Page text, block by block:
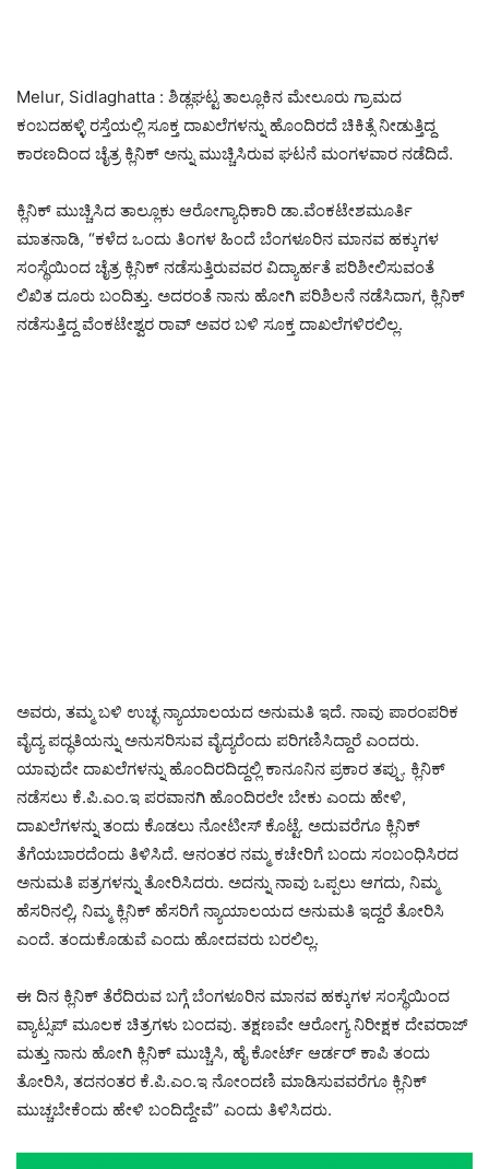
Melur, Sidlaghatta : ಶಿಡ್ಲಘಟ್ಟ ತಾಲ್ಲೂಕಿನ ಮೇಲೂರು ಗ್ರಾಮದ
ಕಂಬದಹಳ್ಳಿ ರಸ್ತೆಯಲ್ಲಿ ಸೂಕ್ತ ದಾಖಲೆಗಳನ್ನು ಹೊಂದಿರದೆ ಚಿಕಿತ್ಸೆ ನೀಡುತ್ತಿದ್ದ
ಕಾರಣದಿಂದ ಚೈತ್ರ ಕ್ಲಿನಿಕ್ ಅನ್ನು ಮುಚ್ಚಿಸಿರುವ ಘಟನೆ ಮಂಗಳವಾರ ನಡೆದಿದೆ.
ಕ್ಲಿನಿಕ್ ಮುಚ್ಚಿಸಿದ ತಾಲ್ಲೂಕು ಆರೋಗ್ಯಾಧಿಕಾರಿ ಡಾ.ವೆಂಕಟೇಶಮೂರ್ತಿ
ಮಾತನಾಡಿ, “ಕಳೆದ ಒಂದು ತಿಂಗಳ ಹಿಂದೆ ಬೆಂಗಳೂರಿನ ಮಾನವ ಹಕ್ಕುಗಳ
ಸಂಸ್ಥೆಯಿಂದ ಚೈತ್ರ ಕ್ಲಿನಿಕ್ ನಡೆಸುತ್ತಿರುವವರ ವಿದ್ಯಾರ್ಹತೆ ಪರಿಶೀಲಿಸುವಂತೆ
ಲಿಖಿತ ದೂರು ಬಂದಿತ್ತು. ಅದರಂತೆ ನಾನು ಹೋಗಿ ಪರಿಶಿಲನೆ ನಡೆಸಿದಾಗ, ಕ್ಲಿನಿಕ್
ನಡೆಸುತ್ತಿದ್ದ ವೆಂಕಟೇಶ್ವರ ರಾವ್ ಅವರ ಬಳಿ ಸೂಕ್ತ ದಾಖಲೆಗಳಿರಲಿಲ್ಲ.
ಅವರು, ತಮ್ಮ ಬಳಿ ಉಚ್ಛ ನ್ಯಾಯಾಲಯದ ಅನುಮತಿ ಇದೆ. ನಾವು ಪಾರಂಪರಿಕ
ವೈದ್ಯ ಪದ್ಧತಿಯನ್ನು ಅನುಸರಿಸುವ ವೈದ್ಯರೆಂದು ಪರಿಗಣಿಸಿದ್ದಾರೆ ಎಂದರು.
ಯಾವುದೇ ದಾಖಲೆಗಳನ್ನು ಹೊಂದಿರದಿದ್ದಲ್ಲಿ ಕಾನೂನಿನ ಪ್ರಕಾರ ತಪ್ಪು. ಕ್ಲಿನಿಕ್
ನಡೆಸಲು ಕೆ.ಪಿ.ಎಂ.ಇ ಪರವಾನಗಿ ಹೊಂದಿರಲೇ ಬೇಕು ಎಂದು ಹೇಳಿ,
ದಾಖಲೆಗಳನ್ನು ತಂದು ಕೊಡಲು ನೋಟೀಸ್ ಕೊಟ್ಟೆ. ಅದುವರೆಗೂ ಕ್ಲಿನಿಕ್
ತೆಗೆಯಬಾರದೆಂದು ತಿಳಿಸಿದೆ. ಆನಂತರ ನಮ್ಮ ಕಚೇರಿಗೆ ಬಂದು ಸಂಬಂಧಿಸಿರದ
ಅನುಮತಿ ಪತ್ರಗಳನ್ನು ತೋರಿಸಿದರು. ಅದನ್ನು ನಾವು ಒಪ್ಪಲು ಆಗದು, ನಿಮ್ಮ
ಹೆಸರಿನಲ್ಲಿ, ನಿಮ್ಮ ಕ್ಲಿನಿಕ್ ಹೆಸರಿಗೆ ನ್ಯಾಯಾಲಯದ ಅನುಮತಿ ಇದ್ದರೆ ತೋರಿಸಿ
ಎಂದೆ. ತಂದುಕೊಡುವೆ ಎಂದು ಹೋದವರು ಬರಲಿಲ್ಲ.
ಈ ದಿನ ಕ್ಲಿನಿಕ್ ತೆರೆದಿರುವ ಬಗ್ಗೆ ಬೆಂಗಳೂರಿನ ಮಾನವ ಹಕ್ಕುಗಳ ಸಂಸ್ಥೆಯಿಂದ
ವ್ಯಾಟ್ಸಪ್ ಮೂಲಕ ಚಿತ್ರಗಳು ಬಂದವು. ತಕ್ಷಣವೇ ಆರೋಗ್ಯ ನಿರೀಕ್ಷಕ ದೇವರಾಜ್
ಮತ್ತು ನಾನು ಹೋಗಿ ಕ್ಲಿನಿಕ್ ಮುಚ್ಚಿಸಿ, ಹೈ ಕೋರ್ಟ್ ಆರ್ಡರ್ ಕಾಪಿ ತಂದು
ತೋರಿಸಿ, ತದನಂತರ ಕೆ.ಪಿ.ಎಂ.ಇ ನೋಂದಣಿ ಮಾಡಿಸುವವರೆಗೂ ಕ್ಲಿನಿಕ್
ಮುಚ್ಚಬೇಕೆಂದು ಹೇಳಿ ಬಂದಿದ್ದೇವೆ” ಎಂದು ತಿಳಿಸಿದರು.